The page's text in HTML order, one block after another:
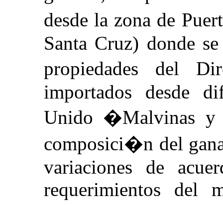
desde la zona de
Santa Cruz) donde
propiedades del
importados desde
Unido �Malvinas y
composici�n del
variaciones de
requerimientos del